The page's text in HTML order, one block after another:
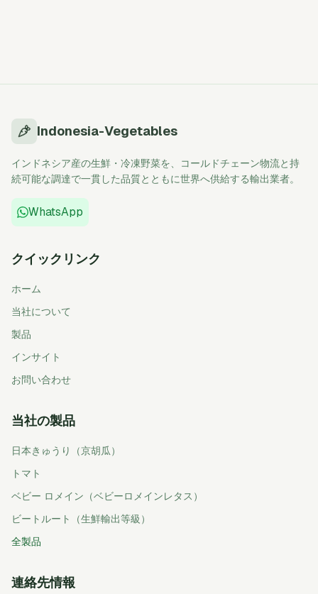
Indonesia-Vegetables
インドネシア産の生鮮・冷凍野菜を、コールドチェーン物流と持
続可能な調達で一貫した品質とともに世界へ供給する輸出業者。
WhatsApp
クイックリンク
ホーム
当社について
製品
インサイト
お問い合わせ
当社の製品
日本きゅうり（京胡瓜）
トマト
ベビー ロメイン（ベビーロメインレタス）
ビートルート（生鮮輸出等級）
全製品
連絡先情報